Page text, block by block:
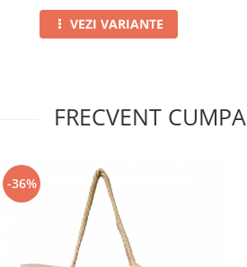
VEZI VARIANTE
FRECVENT
-36%